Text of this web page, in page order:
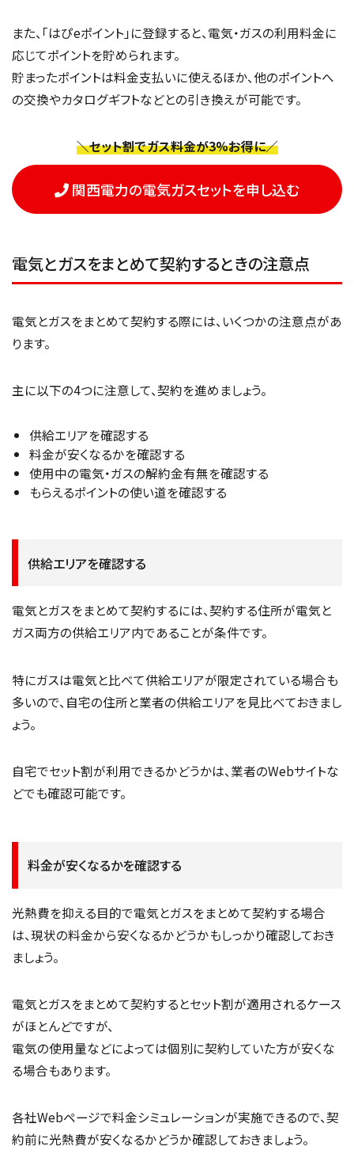
また、「はぴeポイント」に登録すると、電気・ガスの利用料金に
応じてポイントを貯められます。
貯まったポイントは料金支払いに使えるほか、他のポイントへ
の交換やカタログギフトなどとの引き換えが可能です。
＼セット割でガス料金が3%お得に／
関西電力の電気ガスセットを申し込む
電気とガスをまとめて契約するときの注意点
電気とガスをまとめて契約する際には、いくつかの注意点があ
ります。
主に以下の4つに注意して、契約を進めましょう。
供給エリアを確認する
料金が安くなるかを確認する
使用中の電気・ガスの解約金有無を確認する
もらえるポイントの使い道を確認する
供給エリアを確認する
電気とガスをまとめて契約するには、契約する住所が電気と
ガス両方の供給エリア内であることが条件です。
特にガスは電気と比べて供給エリアが限定されている場合も
多いので、自宅の住所と業者の供給エリアを見比べておきまし
ょう。
自宅でセット割が利用できるかどうかは、業者のWebサイトな
どでも確認可能です。
料金が安くなるかを確認する
光熱費を抑える目的で電気とガスをまとめて契約する場合
は、現状の料金から安くなるかどうかもしっかり確認しておき
ましょう。
電気とガスをまとめて契約するとセット割が適用されるケース
がほとんどですが、
電気の使用量などによっては個別に契約していた方が安くな
る場合もあります。
各社Webページで料金シミュレーションが実施できるので、契
約前に光熱費が安くなるかどうか確認しておきましょう。